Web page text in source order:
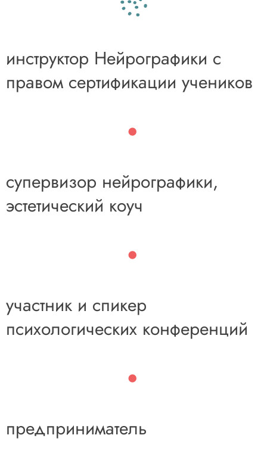
инструктор Нейрографики с
правом сертификации учеников
супервизор нейрографики,
эстетический коуч
участник и спикер
психологических конференций
предприниматель